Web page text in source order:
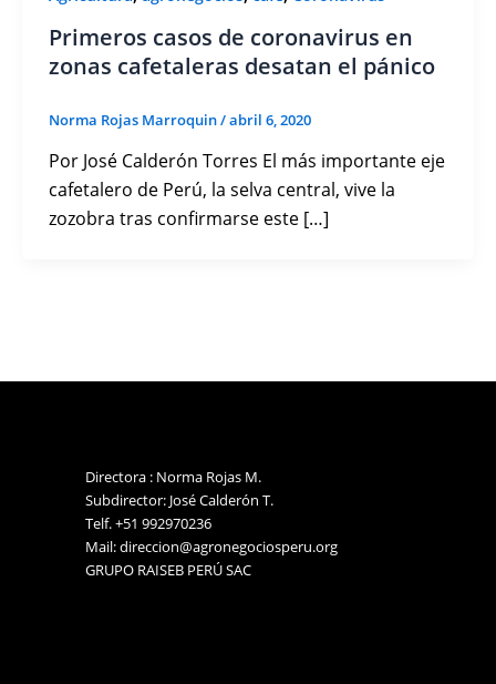
Primeros casos de coronavirus en
zonas cafetaleras desatan el pánico
Norma Rojas Marroquin/abril 6, 2020
Por José Calderón Torres El más importante eje
cafetalero de Perú, la selva central, vive la
zozobra tras confirmarse este […]
Directora : Norma Rojas M.
Subdirector: José Calderón T.
Telf. +51 992970236
Mail: direccion@agronegociosperu.org
GRUPO RAISEB PERÚ SAC